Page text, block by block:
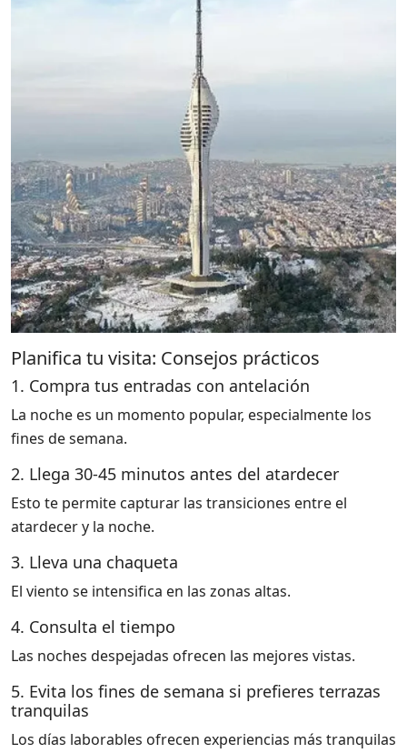
Planifica tu visita: Consejos prácticos
1. Compra tus entradas con antelación
La noche es un momento popular, especialmente los
fines de semana.
2. Llega 30-45 minutos antes del atardecer
Esto te permite capturar las transiciones entre el
atardecer y la noche.
3. Lleva una chaqueta
El viento se intensifica en las zonas altas.
4. Consulta el tiempo
Las noches despejadas ofrecen las mejores vistas.
5. Evita los fines de semana si prefieres terrazas
tranquilas
Los días laborables ofrecen experiencias más tranquilas